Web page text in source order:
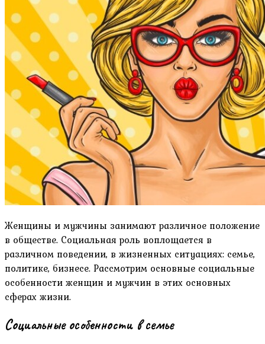
Женщины и мужчины занимают различное положение
в обществе. Социальная роль воплощается в
различном поведении, в жизненных ситуациях: семье,
политике, бизнесе. Рассмотрим основные социальные
особенности женщин и мужчин в этих основных
сферах жизни.
Социальные особенности в семье